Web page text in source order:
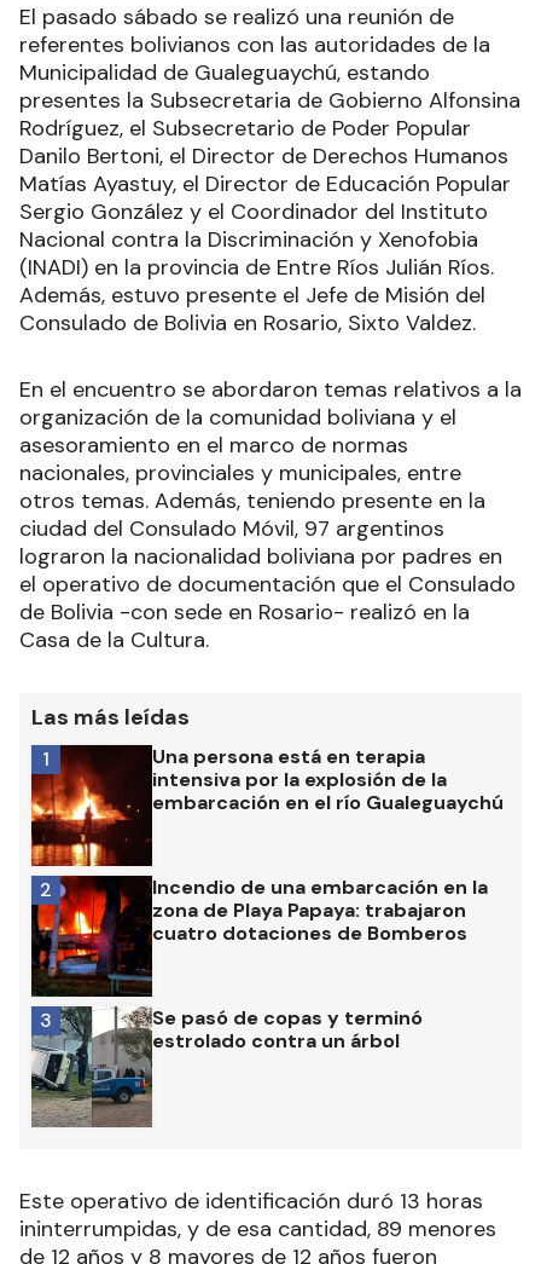
El pasado sábado se realizó una reunión de
referentes bolivianos con las autoridades de la
Municipalidad de Gualeguaychú, estando
presentes la Subsecretaria de Gobierno Alfonsina
Rodríguez, el Subsecretario de Poder Popular
Danilo Bertoni, el Director de Derechos Humanos
Matías Ayastuy, el Director de Educación Popular
Sergio González y el Coordinador del Instituto
Nacional contra la Discriminación y Xenofobia
(INADI) en la provincia de Entre Ríos Julián Ríos.
Además, estuvo presente el Jefe de Misión del
Consulado de Bolivia en Rosario, Sixto Valdez.
En el encuentro se abordaron temas relativos a la
organización de la comunidad boliviana y el
asesoramiento en el marco de normas
nacionales, provinciales y municipales, entre
otros temas. Además, teniendo presente en la
ciudad del Consulado Móvil, 97 argentinos
lograron la nacionalidad boliviana por padres en
el operativo de documentación que el Consulado
de Bolivia -con sede en Rosario- realizó en la
Casa de la Cultura.
Las más leídas
Una persona está en terapia
intensiva por la explosión de la
embarcación en el río Gualeguaychú
1
Incendio de una embarcación en la
zona de Playa Papaya: trabajaron
cuatro dotaciones de Bomberos
2
Se pasó de copas y terminó
estrolado contra un árbol
3
Este operativo de identificación duró 13 horas
ininterrumpidas, y de esa cantidad, 89 menores
de 12 años y 8 mayores de 12 años fueron